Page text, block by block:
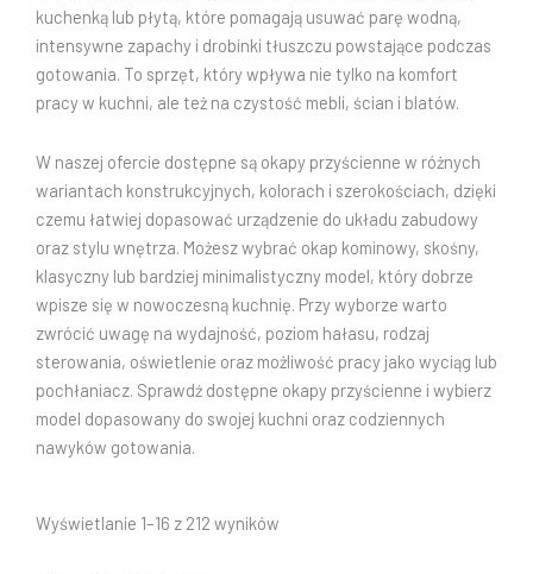
kuchenką lub płytą, które pomagają usuwać parę wodną,
intensywne zapachy i drobinki tłuszczu powstające podczas
gotowania. To sprzęt, który wpływa nie tylko na komfort
pracy w kuchni, ale też na czystość mebli, ścian i blatów.
W naszej ofercie dostępne są okapy przyścienne w różnych
wariantach konstrukcyjnych, kolorach i szerokościach, dzięki
czemu łatwiej dopasować urządzenie do układu zabudowy
oraz stylu wnętrza. Możesz wybrać okap kominowy, skośny,
klasyczny lub bardziej minimalistyczny model, który dobrze
wpisze się w nowoczesną kuchnię. Przy wyborze warto
zwrócić uwagę na wydajność, poziom hałasu, rodzaj
sterowania, oświetlenie oraz możliwość pracy jako wyciąg lub
pochłaniacz. Sprawdź dostępne okapy przyścienne i wybierz
model dopasowany do swojej kuchni oraz codziennych
nawyków gotowania.
Wyświetlanie 1–16 z 212 wyników